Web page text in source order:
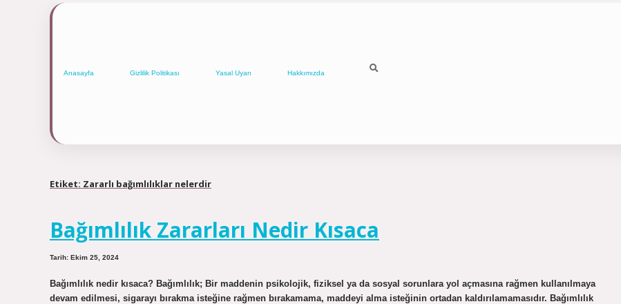
Anasayfa Gizlilik Politikası Yasal Uyarı Hakkımızda
Etiket: Zararlı bağımlılıklar nelerdir
Bağımlılık Zararları Nedir Kısaca
Tarih: Ekim 25, 2024
Bağımlılık nedir kısaca? Bağımlılık; Bir maddenin psikolojik, fiziksel ya da sosyal sorunlara yol açmasına rağmen kullanılmaya
devam edilmesi, sigarayı bırakma isteğine rağmen bırakamama, maddeyi alma isteğinin ortadan kaldırılamamasıdır. Bağımlılık